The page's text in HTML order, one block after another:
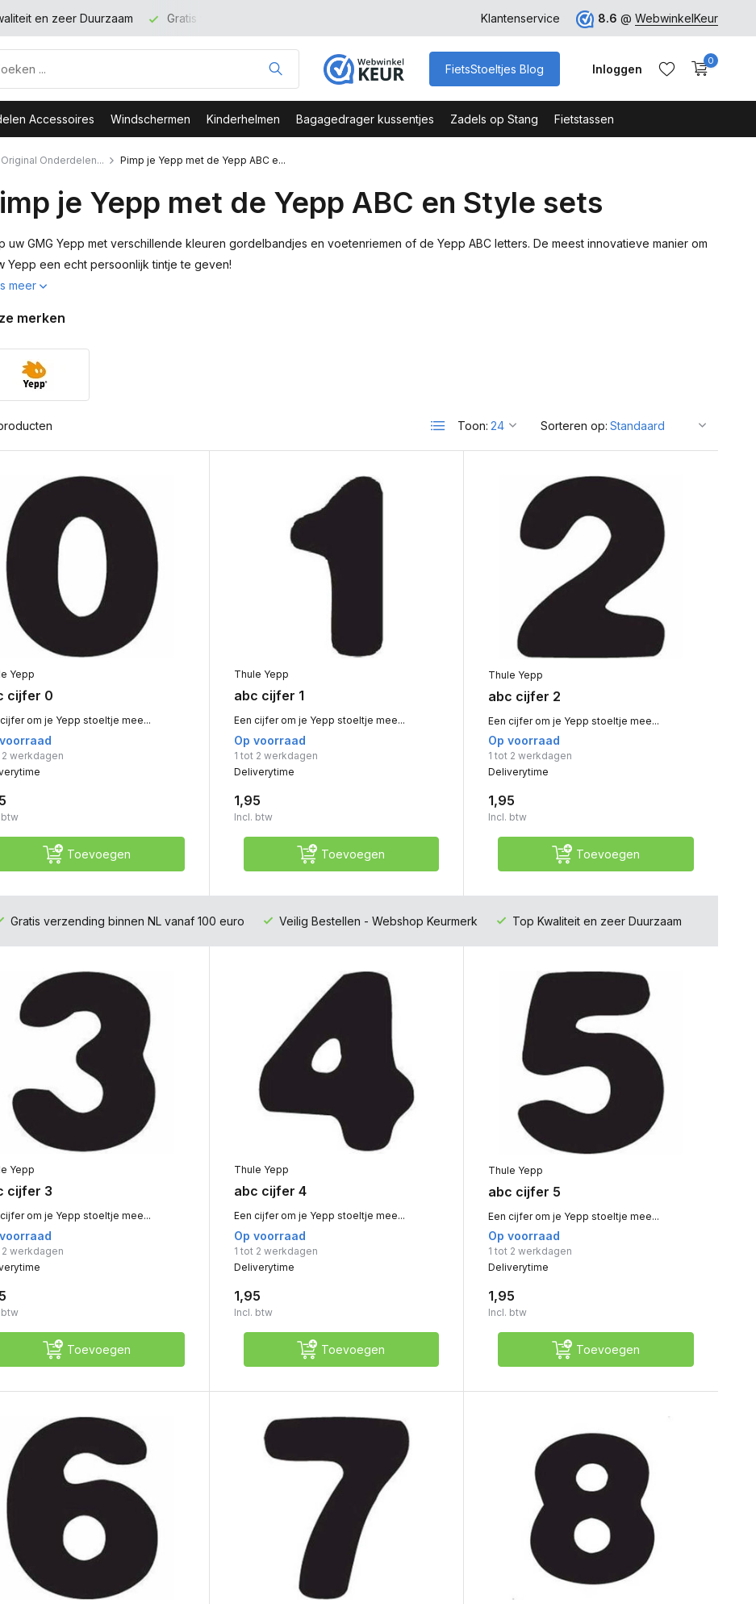
binnen NL vanaf 100 euro Klantenservice 8.6 @ WebwinkelKeur
FietsStoeltjes Blog Inloggen
Account aanmaken
0
Accessoires Windschermen Kinderhelmen Bagagedrager kussentjes Zadels op Stang Fietstassen
Onderdelen... Pimp je Yepp met de Yepp ABC e...
je Yepp met de Yepp ABC en Style sets
uw GMG Yepp met verschillende kleuren gordelbandjes en voetenriemen of de Yepp ABC letters. De meest innovatieve manier om
Yepp een echt persoonlijk tintje te geven!
meer
merken
Toon: Sorteren op:
Yepp
cijfer 0
om je Yepp stoeltje mee...
2 werkdagen
btw
Toevoegen
Thule Yepp
abc cijfer 1
Een cijfer om je Yepp stoeltje mee...
Op voorraad
1 tot 2 werkdagen
Deliverytime
1,95
Incl. btw
Toevoegen
Thule Yepp
abc cijfer 2
Een cijfer om je Yepp stoeltje mee...
Op voorraad
1 tot 2 werkdagen
Deliverytime
1,95
Incl. btw
Toevoegen
Gratis verzending binnen NL vanaf 100 euro Veilig Bestellen - Webshop Keurmerk Top Kwaliteit en zeer Duurzaam
Yepp
cijfer 3
om je Yepp stoeltje mee...
2 werkdagen
btw
Toevoegen
Thule Yepp
abc cijfer 4
Een cijfer om je Yepp stoeltje mee...
Op voorraad
1 tot 2 werkdagen
Deliverytime
1,95
Incl. btw
Toevoegen
Thule Yepp
abc cijfer 5
Een cijfer om je Yepp stoeltje mee...
Op voorraad
1 tot 2 werkdagen
Deliverytime
1,95
Incl. btw
Toevoegen